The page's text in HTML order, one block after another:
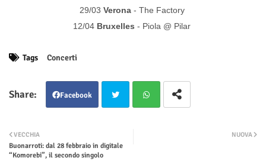
29/03 Verona- The Factory
12/04 Bruxelles - Piola @ Pilar
Tags Concerti
Facebook
ter
NUOVA
VECCHIA
Buonarroti: dal 28 febbraio in digitale
“Komorebi”, il secondo singolo